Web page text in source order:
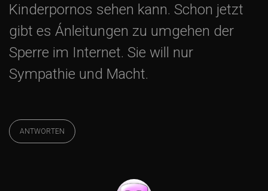
Kinderpornos sehen kann. Schon jetzt
gibt es Ánleitungen zu umgehen der
Sperre im Internet. Sie will nur
Sympathie und Macht.
ANTWORTEN